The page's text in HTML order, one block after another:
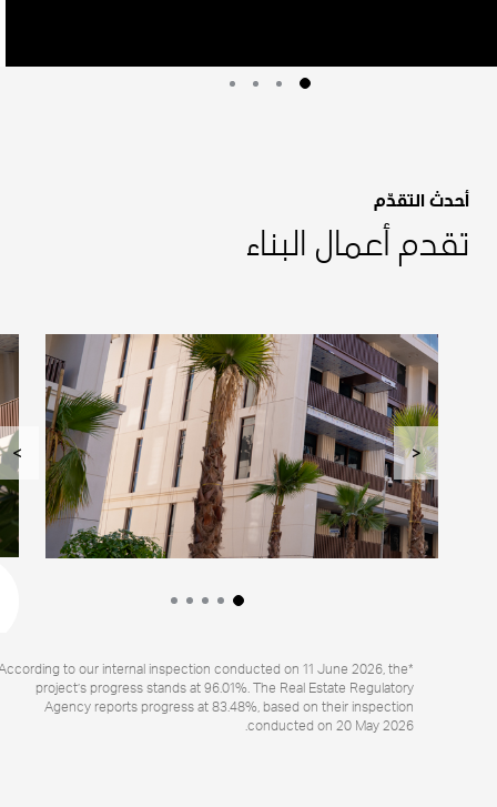
أحدث التقدّم
تقدم أعمال البناء
> <
to our internal inspection conducted on 11 June 2026, the
project’s progress stands at 96.01%. The Real Estate Regulatory
Agency reports progress at 83.48%, based on their inspection
conducted on 20 May 2026.